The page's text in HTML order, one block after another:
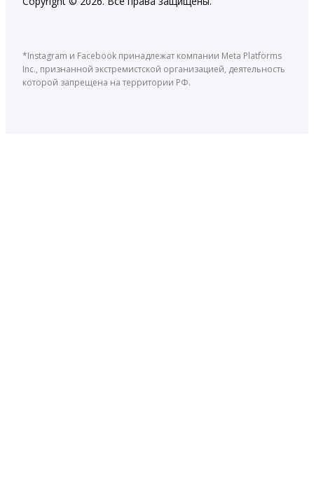
*Instagram и Facebook принадлежат компании Meta Platforms
Inc., признанной экстремистской организацией, деятельность
которой запрещена на территории РФ.